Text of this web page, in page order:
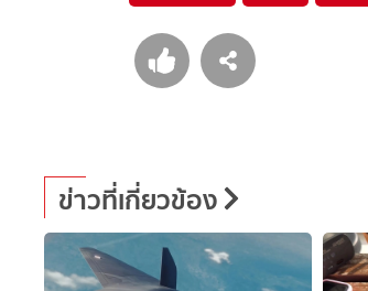
ข่าวที่เกี่ยวข้อง